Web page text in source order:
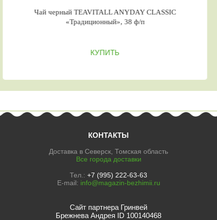
Чай черный TEAVITALL ANYDAY CLASSIC
«Традиционный», 38 ф/п
КУПИТЬ
КОНТАКТЫ
Доставка в Северск, Томская область
Все города доставки
Тел.: +7 (995) 222-63-63
E-mail: info@magazin-bezhimii.ru
Сайт партнера Гринвей
Брежнева Андрея ID 100140468